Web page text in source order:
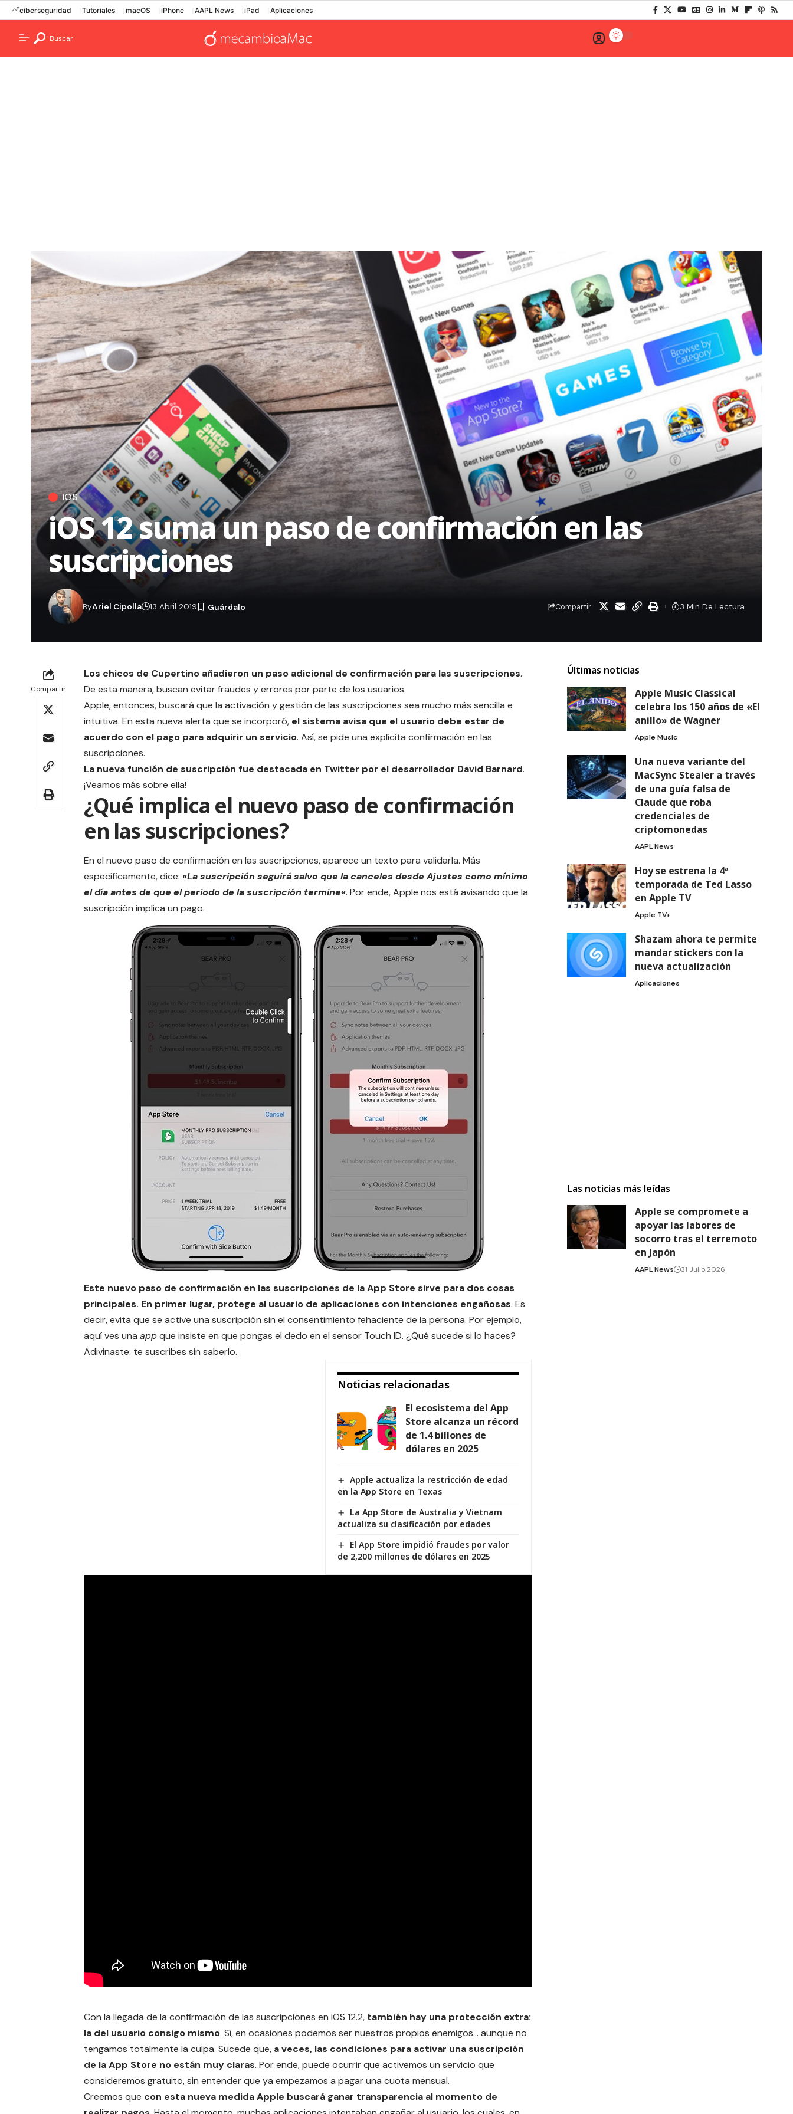
ciberseguridad Tutoriales macOS iPhone AAPL News iPad Aplicaciones
Buscar
iOS
iOS 12 suma un paso de confirmación en las
suscripciones
ByAriel Cipolla 13 Abril 2019 Compartir 3 Min De Lectura
Compartir
Los chicos de Cupertino añadieron un paso adicional de confirmación para las suscripciones.
De esta manera, buscan evitar fraudes y errores por parte de los usuarios.
Apple, entonces, buscará que la activación y gestión de las suscripciones sea mucho más sencilla e
intuitiva. En esta nueva alerta que se incorporó, el sistema avisa que el usuario debe estar de
acuerdo con el pago para adquirir un servicio. Así, se pide una explícita confirmación en las
suscripciones.
La nueva función de suscripción fue destacada en Twitter por el desarrollador David Barnard.
¡Veamos más sobre ella!
¿Qué implica el nuevo paso de confirmación
en las suscripciones?
En el nuevo paso de confirmación en las suscripciones, aparece un texto para validarla. Más
específicamente, dice: «La suscripción seguirá salvo que la canceles desde Ajustes como mínimo
el día antes de que el periodo de la suscripción termine«. Por ende, Apple nos está avisando que la
suscripción implica un pago.
Este nuevo paso de confirmación en las suscripciones de laApp Store sirve para dos cosas
principales. En primer lugar, protege al usuario de aplicaciones con intenciones engañosas. Es
decir, evita que se active una suscripción sin el consentimiento fehaciente de la persona. Por ejemplo,
aquí ves una appque insiste en que pongas el dedo en el sensor Touch ID. ¿Qué sucede si lo haces?
Adivinaste: te suscribes sin saberlo.
Noticias relacionadas
El ecosistema del App
Store alcanza un récord
de 1.4 billones de
dólares en 2025
Apple actualiza la restricción de edad
en la App Store en Texas
La App Store de Australia y Vietnam
actualiza su clasificación por edades
El App Store impidió fraudes por valor
de 2,200 millones de dólares en 2025
Con la llegada de la confirmación de las suscripciones en iOS 12.2, también hay una protección extra:
la del usuario consigo mismo. Sí, en ocasiones podemos ser nuestros propios enemigos… aunque no
tengamos totalmente la culpa. Sucede que, a veces, las condiciones para activar una suscripción
de laApp Store no están muy claras. Por ende, puede ocurrir que activemos un servicio que
consideremos gratuito, sin entender que ya empezamos a pagar una cuota mensual.
Creemos que con esta nueva medida Apple buscará ganar transparencia al momento de
Últimas noticias
Apple Music Classical
celebra los 150 años de «El
anillo» de Wagner
Apple Music
Una nueva variante del
MacSync Stealer a través
de una guía falsa de
Claude que roba
credenciales de
criptomonedas
AAPL News
Hoy se estrena la 4ª
temporada de Ted Lasso
en Apple TV
Apple TV+
Shazam ahora te permite
mandar stickers con la
nueva actualización
Aplicaciones
Las noticias más leídas
Apple se compromete a
apoyar las labores de
socorro tras el terremoto
en Japón
AAPL News 31 Julio 2026